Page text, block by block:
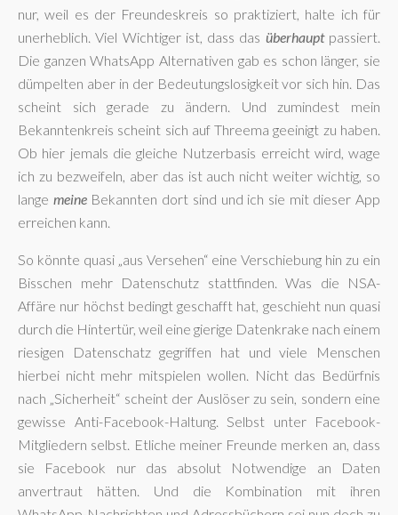
nur, weil es der Freundeskreis so praktiziert, halte ich für
unerheblich. Viel Wichtiger ist, dass das überhauptpassiert.
Die ganzen WhatsApp Alternativen gab es schon länger, sie
dümpelten aber in der Bedeutungslosigkeit vor sich hin. Das
scheint sich gerade zu ändern. Und zumindest mein
Bekanntenkreis scheint sich auf Threema geeinigt zu haben.
Ob hier jemals die gleiche Nutzerbasis erreicht wird, wage
ich zu bezweifeln, aber das ist auch nicht weiter wichtig, so
lange meineBekannten dort sind und ich sie mit dieser App
erreichen kann.
So könnte quasi „aus Versehen“ eine Verschiebung hin zu ein
Bisschen mehr Datenschutz stattfinden. Was die NSA-
Affäre nur höchst bedingt geschafft hat, geschieht nun quasi
durch die Hintertür, weil eine gierige Datenkrake nach einem
riesigen Datenschatz gegriffen hat und viele Menschen
hierbei nicht mehr mitspielen wollen. Nicht das Bedürfnis
nach „Sicherheit“ scheint der Auslöser zu sein, sondern eine
gewisse Anti-Facebook-Haltung. Selbst unter Facebook-
Mitgliedern selbst. Etliche meiner Freunde merken an, dass
sie Facebook nur das absolut Notwendige an Daten
anvertraut hätten. Und die Kombination mit ihren